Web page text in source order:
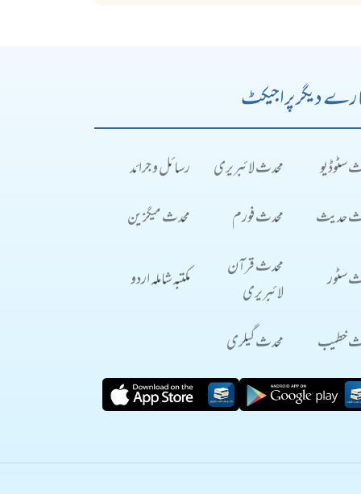
دیگر پراجیکٹ
سٹوڈیو محدث لائبریری
رسائل و جرائد
حدیث
محدث فورم محدث میگزین
سٹور
محدث قرآن
لائبریری
مکتبہ شاملہ اردو
خطیب محدث گیلری